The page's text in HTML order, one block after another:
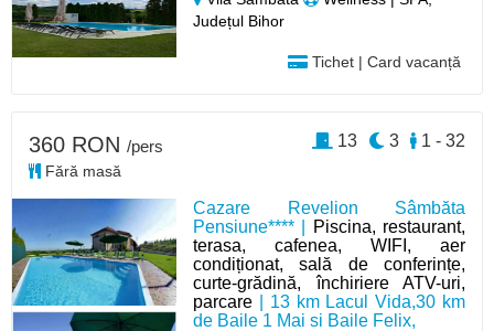
Județul Bihor
Tichet | Card vacanță
Cazare Revelion Sâmbăta
Pensiune**** |
Piscina, restaurant,
terasa, cafenea, WIFI, aer
condiționat, sală de conferințe,
curte-grădină, închiriere ATV-uri,
parcare | 13 km Lacul Vida,30 km
de Baile 1 Mai si Baile Felix,
360 RON /pers
Fără masă
1 - 32
3
13